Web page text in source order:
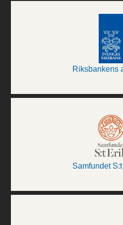
Riksbankens
Samfundet